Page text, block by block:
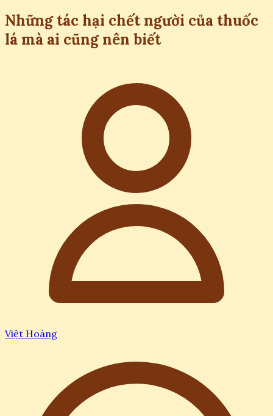
Những tác hại chết người của thuốc
lá mà ai cũng nên biết
Việt Hoàng